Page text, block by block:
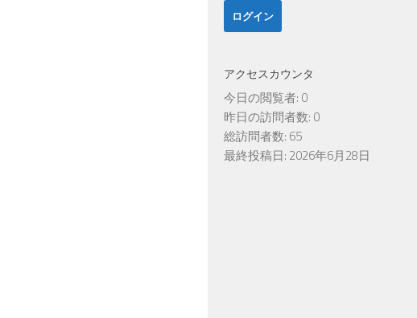
アクセスカウンタ
今日の閲覧者: 0
昨日の訪問者数: 0
総訪問者数: 65
最終投稿日: 2026年6月28日